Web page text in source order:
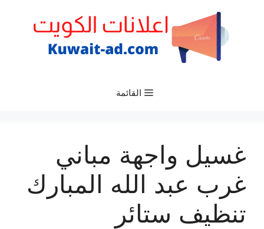
القائمة
غسيل واجهة مباني
غرب عبد الله المبارك
تنظيف ستائر